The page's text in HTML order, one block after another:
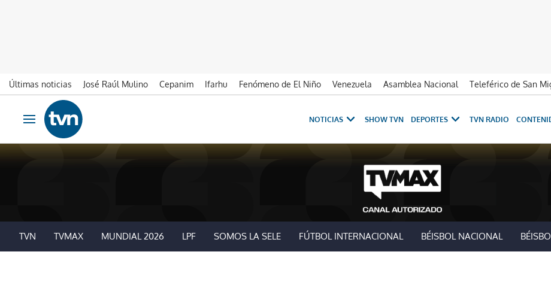
Últimas noticias José Raúl Mulino Cepanim Ifarhu Fenómeno de El Niño Venezuela Asamblea Nacional Teleférico de San
Ir al contenido
Obrir navegació
NOTICIAS SHOW TVN DEPORTES TVN RADIO
TVN TVMAX MUNDIAL 2026 LPF SOMOS LA SELE FÚTBOL INTERNACIONAL BÉISBOL NACIONAL